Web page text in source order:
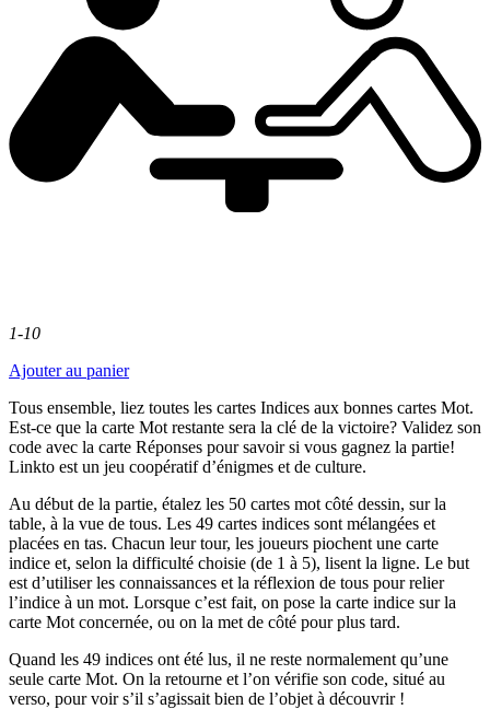
1-10
Ajouter au panier
Tous ensemble, liez toutes les cartes Indices aux bonnes cartes Mot.
Est-ce que la carte Mot restante sera la clé de la victoire? Validez son
code avec la carte Réponses pour savoir si vous gagnez la partie!
Linkto est un jeu coopératif d’énigmes et de culture.
Au début de la partie, étalez les 50 cartes mot côté dessin, sur la
table, à la vue de tous. Les 49 cartes indices sont mélangées et
placées en tas. Chacun leur tour, les joueurs piochent une carte
indice et, selon la difficulté choisie (de 1 à 5), lisent la ligne. Le but
est d’utiliser les connaissances et la réflexion de tous pour relier
l’indice à un mot. Lorsque c’est fait, on pose la carte indice sur la
carte Mot concernée, ou on la met de côté pour plus tard.
Quand les 49 indices ont été lus, il ne reste normalement qu’une
seule carte Mot. On la retourne et l’on vérifie son code, situé au
verso, pour voir s’il s’agissait bien de l’objet à découvrir !